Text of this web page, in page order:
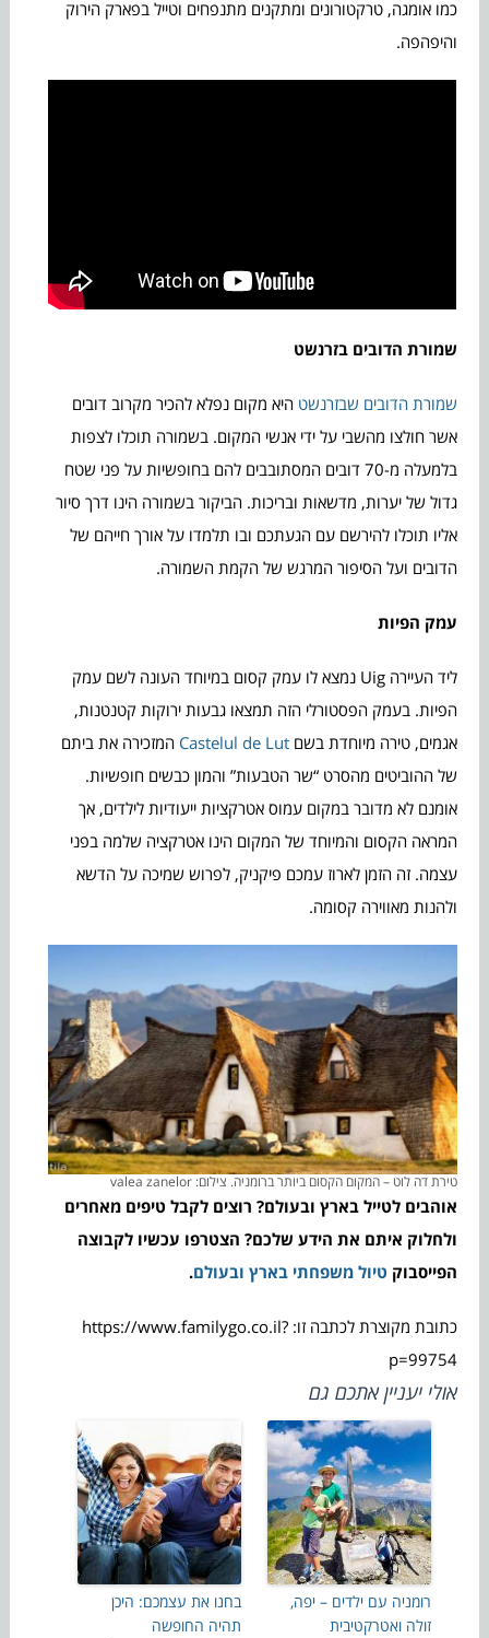
כמו אומגה, טרקטורונים ומתקנים מתנפחים וטייל בפארק הירוק
והיפהפה.
שמורת הדובים בזרנשט
שמורת הדובים שבזרנשט היא מקום נפלא להכיר מקרוב דובים
אשר חולצו מהשבי על ידי אנשי המקום. בשמורה תוכלו לצפות
בלמעלה מ-70 דובים המסתובבים להם בחופשיות על פני שטח
גדול של יערות, מדשאות ובריכות. הביקור בשמורה הינו דרך סיור
אליו תוכלו להירשם עם הגעתכם ובו תלמדו על אורך חייהם של
הדובים ועל הסיפור המרגש של הקמת השמורה.
עמק הפיות
ליד העיירה Uig נמצא לו עמק קסום במיוחד העונה לשם עמק
הפיות. בעמק הפסטורלי הזה תמצאו גבעות ירוקות קטנטנות,
אגמים, טירה מיוחדת בשםCastelul de Lut המזכירה את ביתם
של ההוביטים מהסרט “שר הטבעות” והמון כבשים חופשיות.
אומנם לא מדובר במקום עמוס אטרקציות ייעודיות לילדים, אך
המראה הקסום והמיוחד של המקום הינו אטרקציה שלמה בפני
עצמה. זה הזמן לארוז עמכם פיקניק, לפרוש שמיכה על הדשא
ולהנות מאווירה קסומה.
טירת דה לוט – המקום הקסום ביותר ברומניה. צילום: valea zanelor
אוהבים לטייל בארץ ובעולם? רוצים לקבל טיפים מאחרים
ולחלוק איתם את הידע שלכם? הצטרפו עכשיו לקבוצה
הפייסבוק טיול משפחתי בארץ ובעולם.
כתובת מקוצרת לכתבה זו: https://www.familygo.co.il?
p=99754
אולי יעניין אתכם גם
רומניה עם ילדים – יפה,
זולה ואטרקטיבית
בחנו את עצמכם: היכן
תהיה החופשה